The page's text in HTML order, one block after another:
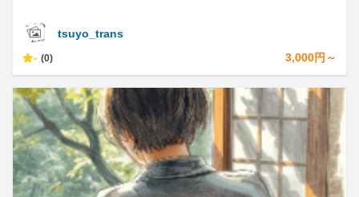
tsuyo_trans
- (0) 3,000円～